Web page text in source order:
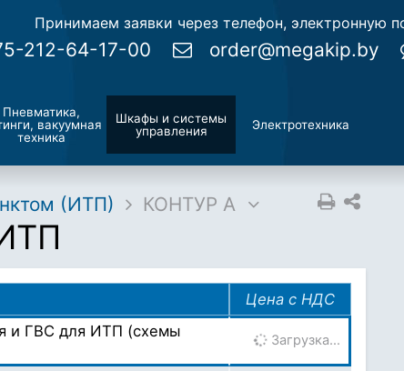
Принимаем заявки через телефон, электронную
212-64-17-00 order@megakip.by
Пневматика,
вакуумная
техника
Шкафы и системы
управления
Электротехника
(ИТП) КОНТУР А
Цена с НДС
и ГВС для ИТП (схемы
Загрузка…